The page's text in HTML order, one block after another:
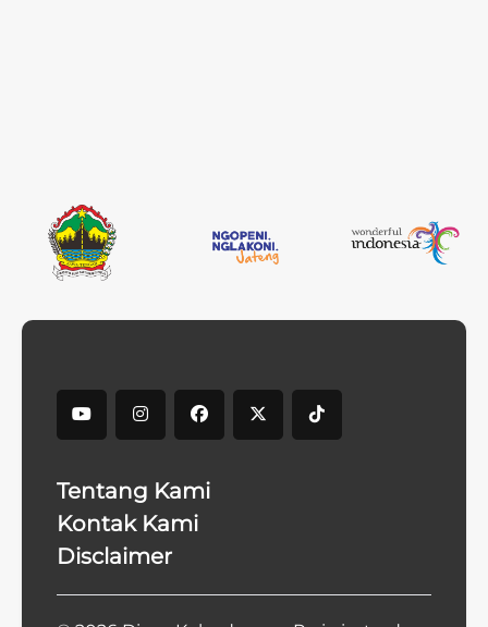
Tentang Kami
Kontak Kami
Disclaimer